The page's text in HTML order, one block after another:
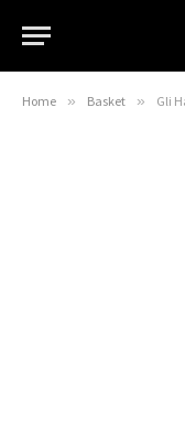
Home » Basket » Gli